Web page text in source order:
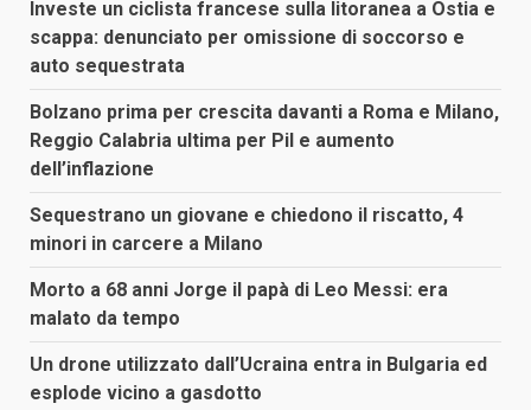
Investe un ciclista francese sulla litoranea a Ostia e
scappa: denunciato per omissione di soccorso e
auto sequestrata
Bolzano prima per crescita davanti a Roma e Milano,
Reggio Calabria ultima per Pil e aumento
dell’inflazione
Sequestrano un giovane e chiedono il riscatto, 4
minori in carcere a Milano
Morto a 68 anni Jorge il papà di Leo Messi: era
malato da tempo
Un drone utilizzato dall’Ucraina entra in Bulgaria ed
esplode vicino a gasdotto